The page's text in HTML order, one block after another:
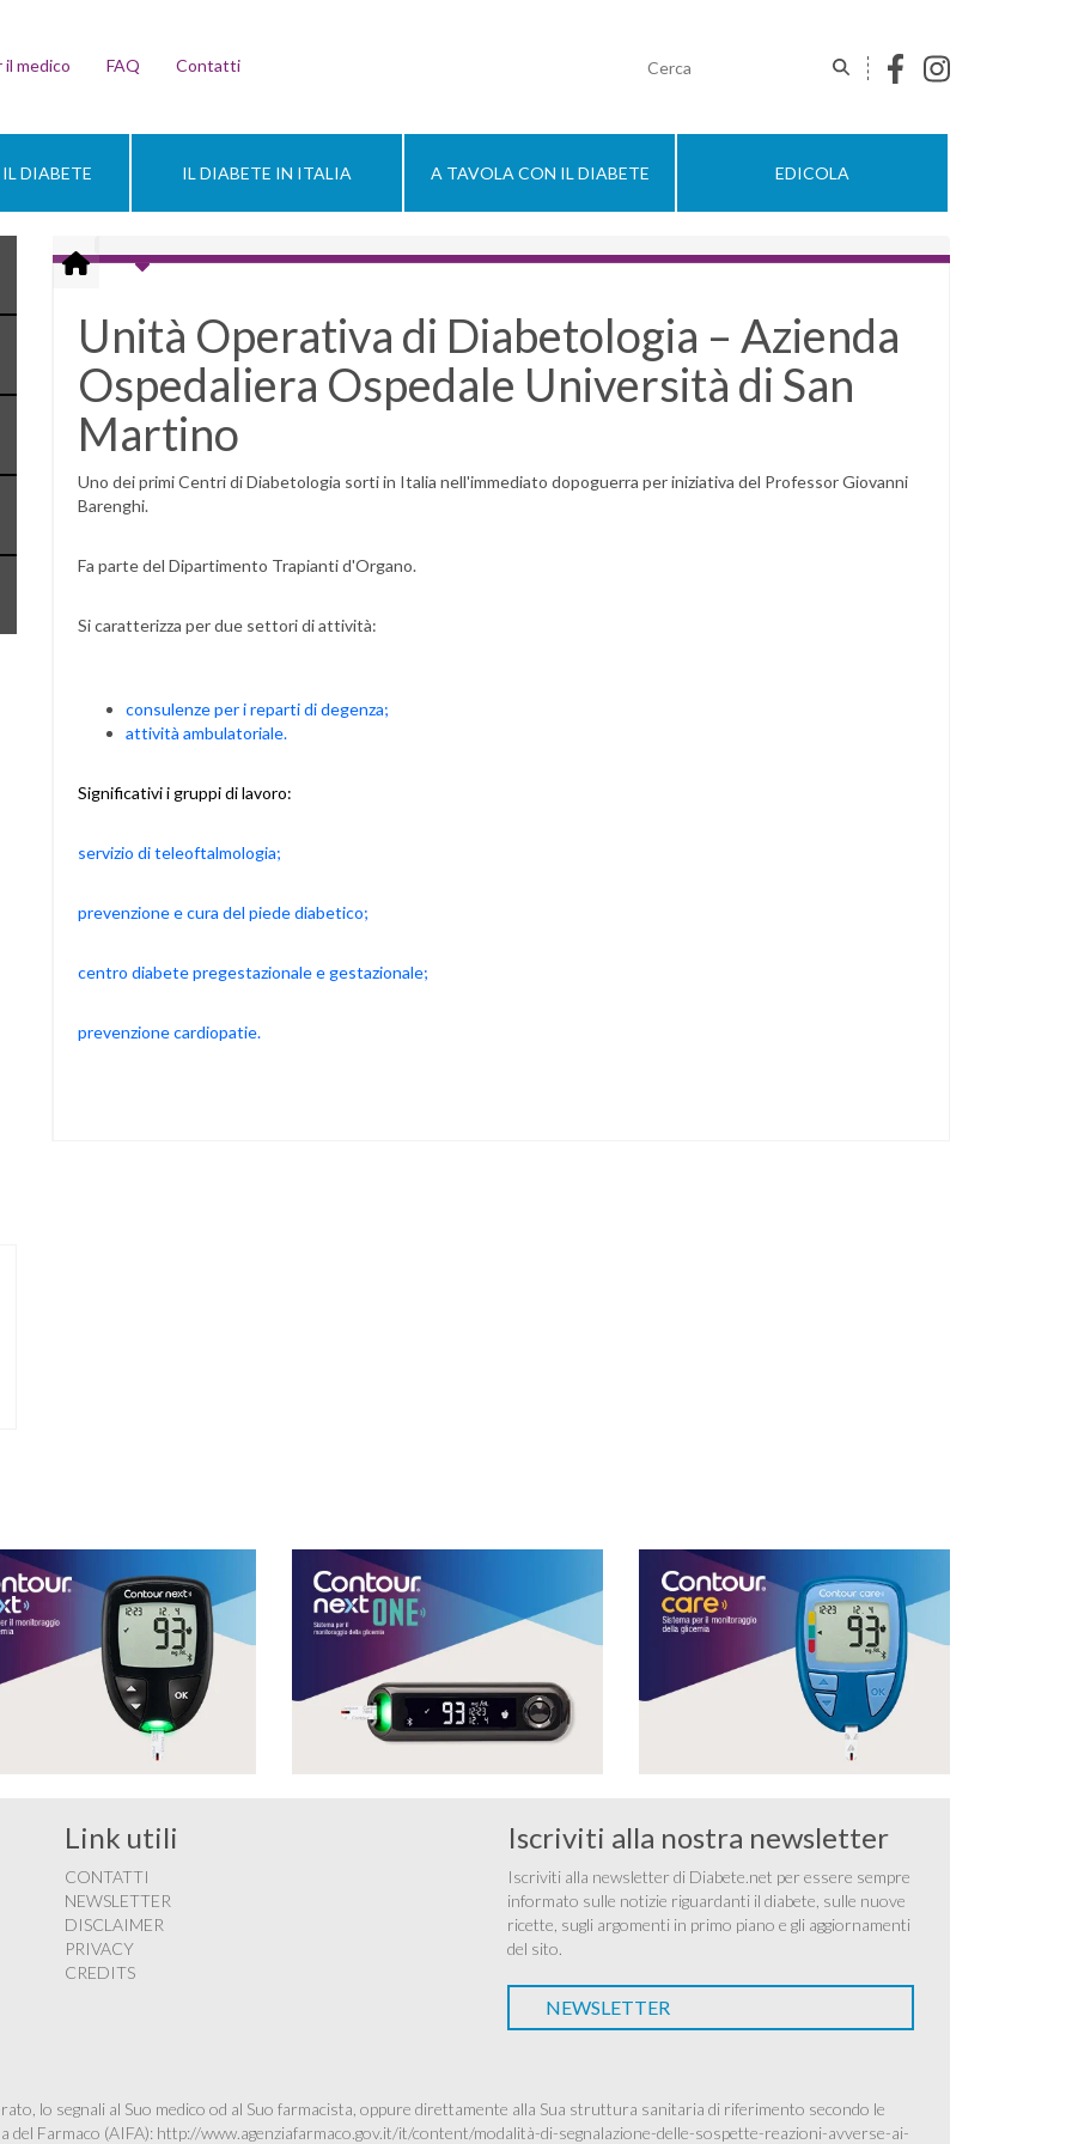
il medico FAQ Contatti
DIABETE IL DIABETE IN ITALIA A TAVOLA CON IL DIABETE EDICOLA
Unità Operativa di Diabetologia – Azienda
Ospedaliera Ospedale Università di San
Martino
Uno dei primi Centri di Diabetologia sorti in Italia nell'immediato dopoguerra per iniziativa del Professor Giovanni
Barenghi.
Fa parte del Dipartimento Trapianti d'Organo.
Si caratterizza per due settori di attività:
consulenze per i reparti di degenza;
attività ambulatoriale.
Significativi i gruppi di lavoro:
servizio di teleoftalmologia;
prevenzione e cura del piede diabetico;
centro diabete pregestazionale e gestazionale;
prevenzione cardiopatie.
Link utili
CONTATTI
NEWSLETTER
DISCLAIMER
PRIVACY
CREDITS
Iscriviti alla nostra newsletter
Iscriviti alla newsletter di Diabete.net per essere sempre
informato sulle notizie riguardanti il diabete, sulle nuove
ricette, sugli argomenti in primo piano e gli aggiornamenti
del sito.
NEWSLETTER
lo segnali al Suo medico od al Suo farmacista, oppure direttamente alla Sua struttura sanitaria di riferimento secondo le
del Farmaco (AIFA): http://www.agenziafarmaco.gov.it/it/content/modalità-di-segnalazione-delle-sospette-reazioni-avverse-ai-